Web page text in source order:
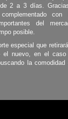
2 a 3 días.
con
del
posible.
especial que
el nuevo, en el caso
la comodidad